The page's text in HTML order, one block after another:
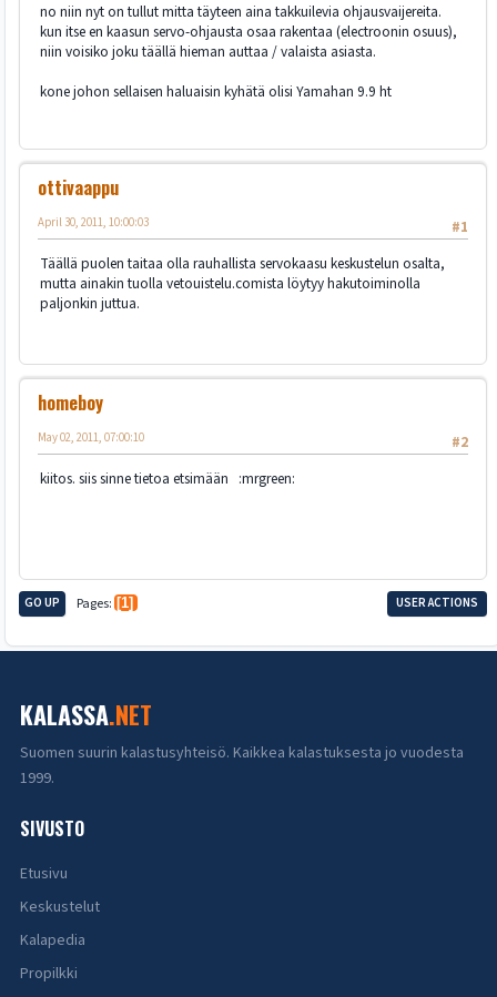
no niin nyt on tullut mitta täyteen aina takkuilevia ohjausvaijereita.
kun itse en kaasun servo-ohjausta osaa rakentaa (electroonin osuus),
niin voisiko joku täällä hieman auttaa / valaista asiasta.
kone johon sellaisen haluaisin kyhätä olisi Yamahan 9.9 ht
ottivaappu
#1
April 30, 2011, 10:00:03
Täällä puolen taitaa olla rauhallista servokaasu keskustelun osalta,
mutta ainakin tuolla vetouistelu.comista löytyy hakutoiminolla
paljonkin juttua.
homeboy
#2
May 02, 2011, 07:00:10
kiitos. siis sinne tietoa etsimään :mrgreen:
GO UP Pages 1 USER ACTIONS
KALASSA.NET
Suomen suurin kalastusyhteisö. Kaikkea kalastuksesta jo vuodesta
1999.
SIVUSTO
Etusivu
Keskustelut
Kalapedia
Propilkki